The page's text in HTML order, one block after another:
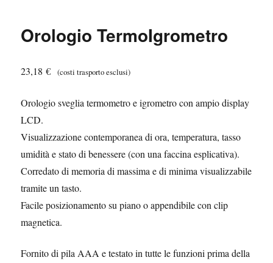
Orologio TermoIgrometro
23,18€ (costi trasporto esclusi)
Orologio sveglia termometro e igrometro con ampio display
LCD.
Visualizzazione contemporanea di ora, temperatura, tasso
umidità e stato di benessere (con una faccina esplicativa).
Corredato di memoria di massima e di minima visualizzabile
tramite un tasto.
Facile posizionamento su piano o appendibile con clip
magnetica.
Fornito di pila AAA e testato in tutte le funzioni prima della